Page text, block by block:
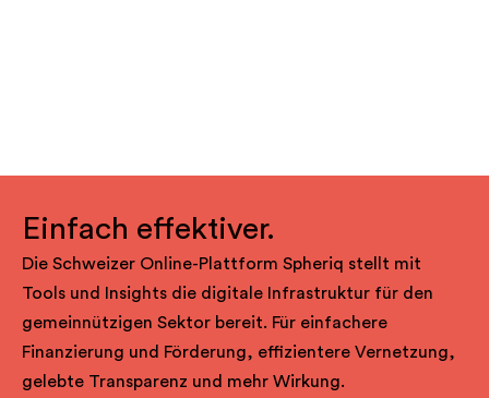
Einfach effektiver.
Die Schweizer Online-Plattform Spheriq stellt mit
Tools und Insights die digitale Infrastruktur für den
gemeinnützigen Sektor bereit. Für einfachere
Finanzierung und Förderung, effizientere Vernetzung,
gelebte Transparenz und mehr Wirkung.